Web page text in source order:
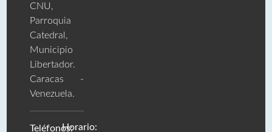
CNU,
Parroquia
Catedral,
Municipio
Libertador.
Caracas -
Venezuela.
Teléfonos:Horario: